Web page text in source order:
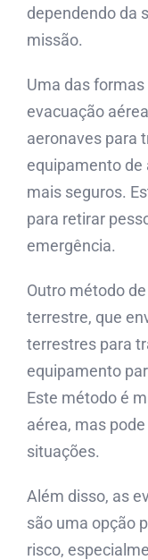
dependendo da
missão.
Uma das
evacuação
aeronaves para
equipamento de
mais seguros.
para retirar
emergência.
Outro método
terrestre, que
terrestres para
equipamento
Este método é
aérea, mas
situações.
Além disso, as
são uma opção
risco,